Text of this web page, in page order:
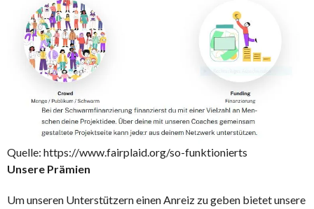
Quelle: https://www.fairplaid.org/so-funktionierts
Unsere Prämien
Um unseren Unterstützern einen Anreiz zu geben bietet unsere